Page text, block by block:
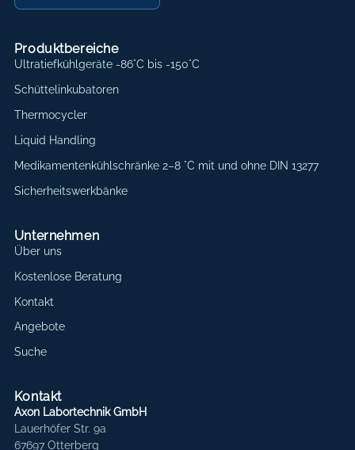
Produktbereiche
Ultratiefkühlgeräte -86°C bis -150°C
Schüttelinkubatoren
Thermocycler
Liquid Handling
Medikamentenkühlschränke 2–8 °C mit und ohne DIN 13277
Sicherheitswerkbänke
Unternehmen
Über uns
Kostenlose Beratung
Kontakt
Angebote
Suche
Kontakt
Axon Labortechnik GmbH
Lauerhöfer Str. 9a
67697 Otterberg